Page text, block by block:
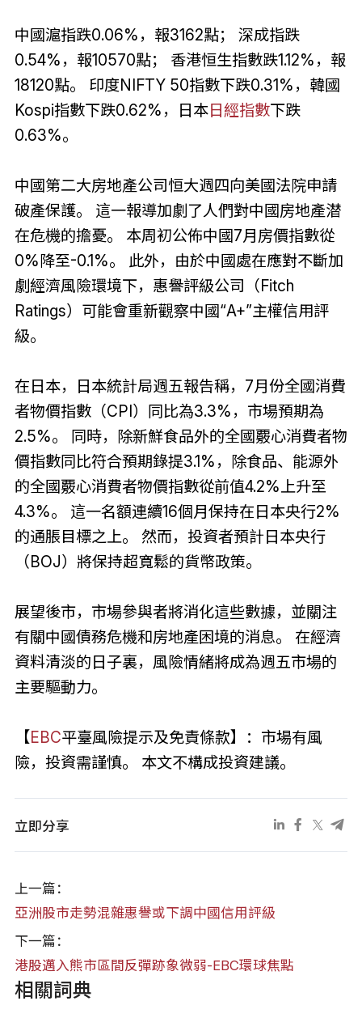
中國滬指跌0.06%，報3162點； 深成指跌
0.54%，報10570點； 香港恒生指數跌1.12%，報
18120點。 印度NIFTY 50指數下跌0.31%，韓國
Kospi指數下跌0.62%，日本日經指數下跌
0.63%。
中國第二大房地產公司恒大週四向美國法院申請
破產保護。 這一報導加劇了人們對中國房地產潜
在危機的擔憂。 本周初公佈中國7月房價指數從
0%降至-0.1%。 此外，由於中國處在應對不斷加
劇經濟風險環境下，惠譽評級公司（Fitch
Ratings）可能會重新觀察中國“A+”主權信用評
級。
在日本，日本統計局週五報告稱，7月份全國消費
者物價指數（CPI）同比為3.3%，市場預期為
2.5%。 同時，除新鮮食品外的全國覈心消費者物
價指數同比符合預期錄提3.1%，除食品、能源外
的全國覈心消費者物價指數從前值4.2%上升至
4.3%。 這一名額連續16個月保持在日本央行2%
的通脹目標之上。 然而，投資者預計日本央行
（BOJ）將保持超寬鬆的貨幣政策。
展望後市，市場參與者將消化這些數據，並關注
有關中國債務危機和房地產困境的消息。 在經濟
資料清淡的日子裏，風險情緒將成為週五市場的
主要驅動力。
【EBC平臺風險提示及免責條款】：市場有風
險，投資需謹慎。 本文不構成投資建議。
立即分享
上一篇：
亞洲股市走勢混雜惠譽或下調中國信用評級
下一篇：
港股邁入熊市區間反彈跡象微弱-EBC環球焦點
相關詞典